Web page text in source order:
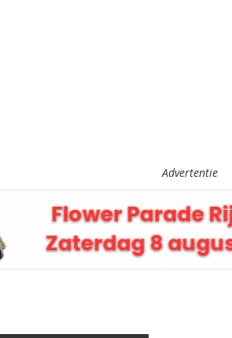
Advertentie